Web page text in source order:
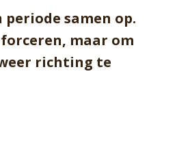
samen op.
maar om
richting te